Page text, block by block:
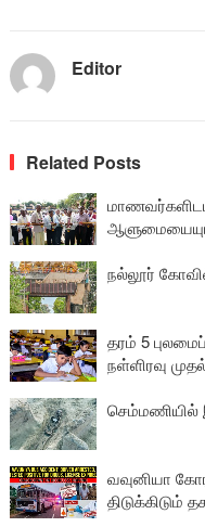
Editor
Related Posts
நல்லூர்
தரம் 5
நள்ளிரவு
செம்மணியில்
வவுனியா
திடுக்கிடும்